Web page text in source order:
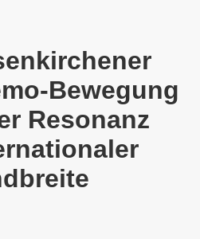
Bewegung
Resonanz
17.30 Uhr auf dem
auf dem Heinrich-König-
zum Jahrestag
demonstrieren gegen die
Verbot der MLPD-Fahne